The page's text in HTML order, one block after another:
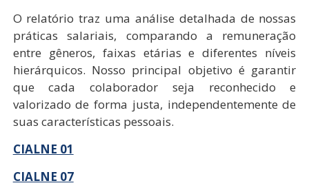
O relatório traz uma análise detalhada de nossas
práticas salariais, comparando a remuneração
entre gêneros, faixas etárias e diferentes níveis
hierárquicos. Nosso principal objetivo é garantir
que cada colaborador seja reconhecido e
valorizado de forma justa, independentemente de
suas características pessoais.
CIALNE 01
CIALNE 07